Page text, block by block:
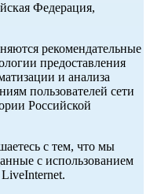
Федерация,
рекомендательные
предоставления
и анализа
пользователей сети
Российской
с тем, что мы
с использованием
LiveInternet.